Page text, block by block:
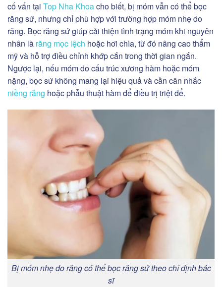
cố vấn tại Top Nha Khoacho biết, bị móm vẫn có thể bọc
răng sứ, nhưng chỉ phù hợp với trường hợp móm nhẹ do
răng. Bọc răng sứ giúp cải thiện tình trạng móm khi nguyên
nhân là răng mọc lệch hoặc hơi chìa, từ đó nâng cao thẩm
mỹ và hỗ trợ điều chỉnh khớp cắn trong thời gian ngắn.
Ngược lại, nếu móm do cấu trúc xương hàm hoặc móm
nặng, bọc sứ không mang lại hiệu quả và cần cân nhắc
niềng răng hoặc phẫu thuật hàm để điều trị triệt để.
Bị móm nhẹ do răng có thể bọc răng sứ theo chỉ định bác
sĩ